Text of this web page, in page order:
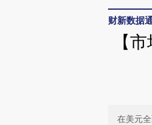
财新数据
【
在美元